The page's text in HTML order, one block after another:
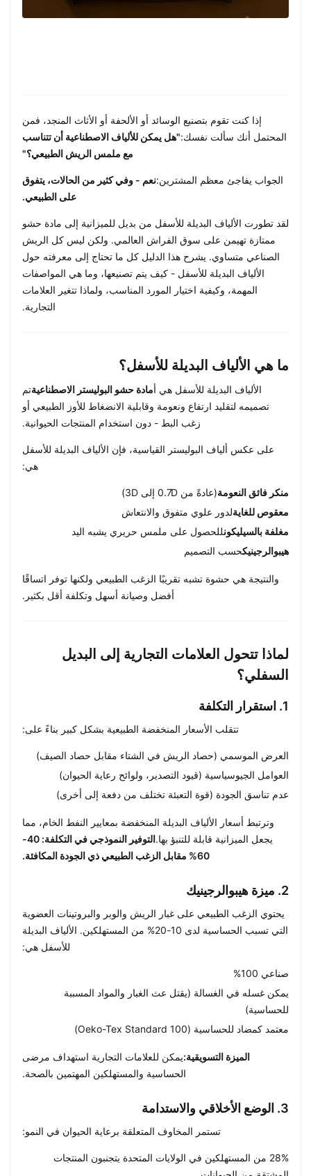
إذا كنت تقوم بتصنيع الوسائد أو الألحفة أو الأثاث المنجد، فمن
المحتمل أنك سألت نفسك:"هل يمكن للألياف الاصطناعية أن تتناسب
مع ملمس الريش الطبيعي؟"
الجواب يفاجئ معظم المشترين:نعم - وفي كثير من الحالات، يتفوق
على الطبيعي.
لقد تطورت الألياف البديلة للأسفل من بديل للميزانية إلى مادة حشو
ممتازة تهيمن على سوق الفراش العالمي. ولكن ليس كل الريش
الصناعي متساوي. يشرح هذا الدليل كل ما تحتاج إلى معرفته حول
الألياف البديلة للأسفل - كيف يتم تصنيعها، وما هي المواصفات
المهمة، وكيفية اختيار المورد المناسب، ولماذا تتغير العلامات
التجارية.
ما هي الألياف البديلة للأسفل؟
الألياف البديلة للأسفل هي أمادة حشو البوليستر الاصطناعيةتم
تصميمه لتقليد ارتفاع ونعومة وقابلية الانضغاط للأوز الطبيعي أو
زغب البط - دون استخدام المنتجات الحيوانية.
على عكس ألياف البوليستر القياسية، فإن الألياف البديلة للأسفل
هي:
منكر فائق النعومة(عادةً من 0.7D إلى 3D)
معقوص للغايةلدور علوي متفوق والانتعاش
مغلفة بالسيليكونللحصول على ملمس حريري يشبه اليد
هيبوالرجينيكحسب التصميم
والنتيجة هي حشوة تشبه تقريبًا الزغب الطبيعي ولكنها توفر اتساقًا
أفضل وصيانة أسهل وتكلفة أقل بكثير.
لماذا تتحول العلامات التجارية إلى البديل
السفلي؟
1. استقرار التكلفة
تتقلب الأسعار المنخفضة الطبيعية بشكل كبير بناءً على:
العرض الموسمي (حصاد ​​الريش في الشتاء مقابل حصاد الصيف)
العوامل الجيوسياسية (قيود التصدير، ولوائح رعاية الحيوان)
عدم تناسق الجودة (قوة التعبئة تختلف من دفعة إلى أخرى)
وترتبط أسعار الألياف البديلة المنخفضة بمعايير النفط الخام، مما
يجعل الميزانية قابلة للتنبؤ بها.
التوفير النموذجي في التكلفة: 40-
60% مقابل الزغب الطبيعي ذي الجودة المكافئة.
2. ميزة هيبوالرجينيك
يحتوي الزغب الطبيعي على غبار الريش والوبر والبروتينات العضوية
التي تسبب الحساسية لدى 10-20% من المستهلكين. الألياف البديلة
للأسفل هي:
صناعي 100%
يمكن غسله في الغسالة (يقتل عث الغبار والمواد المسببة
للحساسية)
معتمد كمضاد للحساسية (Oeko-Tex Standard 100)
الميزة التسويقية:يمكن للعلامات التجارية استهداف مرضى
الحساسية والمستهلكين المهتمين بالصحة.
3. الوضع الأخلاقي والاستدامة
تستمر المخاوف المتعلقة برعاية الحيوان في النمو:
28% من المستهلكين في الولايات المتحدة يتجنبون المنتجات